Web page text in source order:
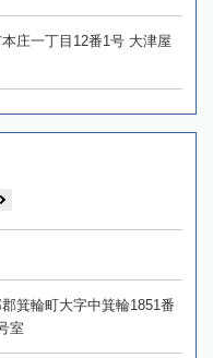
庄一丁目12番1号 大津屋
箕輪町大字中箕輪1851番
室